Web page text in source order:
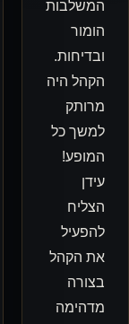
זאת
משולב
בחן,
קסם,
הומור
ובעיקר
שילב את
כל
המתגייסים,
המשפחות
וכל מי
שבחר
לעלות על